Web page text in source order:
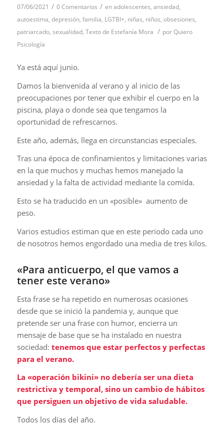
07/06/2021 / 0 Comentarios / enadolescentes, ansiedad,
autoestima, depresión, familia, LGTBI+, niñas, niños, obsesiones,
patriarcado, sexualidad, Texto de Estefanía Mora / porQuiero
Psicología
Ya está aquí junio.
Damos la bienvenida al verano y al inicio de las
preocupaciones por tener que exhibir el cuerpo en la
piscina, playa o donde sea que tengamos la
oportunidad de refrescarnos.
Este año, además, llega en circunstancias especiales.
Tras una época de confinamientos y limitaciones varias
en la que muchos y muchas hemos manejado la
ansiedad y la falta de actividad mediante la comida.
Esto se ha traducido en un «posible» aumento de
peso.
Varios estudios estiman que en este periodo cada uno
de nosotros hemos engordado una media de tres kilos.
«Para anticuerpo, el que vamos a
tener este verano»
Esta frase se ha repetido en numerosas ocasiones
desde que se inició la pandemia y, aunque que
pretende ser una frase con humor, encierra un
mensaje de base que se ha instalado en nuestra
sociedad: tenemos que estar perfectos y perfectas
para el verano.
La «operación bikini» no debería ser una dieta
restrictiva y temporal, sino un cambio de hábitos
que persiguen un objetivo de vida saludable.
Todos los días del año.